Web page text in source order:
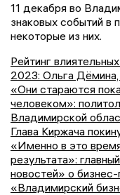
11 декабря во
знаковых событий
некоторые из них.
Рейтинг
2023: Ольга
«Они стараются
человеком»:
Владимирской
Глава Киржача
«Именно в это
результата»:
новостей» о
«Владимирский